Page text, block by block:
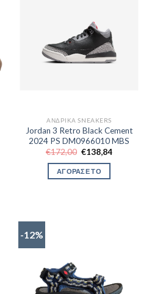
ΑΝΔΡΙΚΆ SNEAKERS
Jordan 3 Retro Black Cement
2024 PS DM0966010 MBS
€172,00 Original
was:
€172,00.
€138,84Η
ΑΓΟΡΑΣΕ ΤΟ
-12%